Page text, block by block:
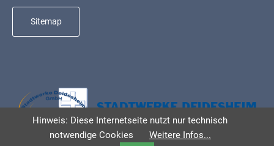
Sitemap
Hinweis: Diese Internetseite nutzt nur technisch
notwendige Cookies
Weitere Infos...